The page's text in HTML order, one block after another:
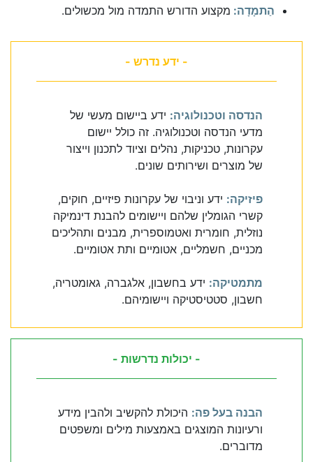
הַתמָדָה: מקצוע הדורש התמדה מול מכשולים.
- ידע נדרש -
הנדסה וטכנולוגיה: ידע ביישום מעשי של
מדעי הנדסה וטכנולוגיה. זה כולל יישום
עקרונות, טכניקות, נהלים וציוד לתכנון וייצור
של מוצרים ושירותים שונים.
פיזיקה: ידע וניבוי של עקרונות פיזיים, חוקים,
קשרי הגומלין שלהם ויישומים להבנת דינמיקה
נוזלית, חומרית ואטמוספרית, מבנים ותהליכים
מכניים, חשמליים, אטומיים ותת אטומיים.
מתמטיקה: ידע בחשבון, אלגברה, גאומטריה,
חשבון, סטטיסטיקה ויישומיהם.
- יכולות נדרשות -
הבנה בעל פה: היכולת להקשיב ולהבין מידע
ורעיונות המוצגים באמצעות מילים ומשפטים
מדוברים.